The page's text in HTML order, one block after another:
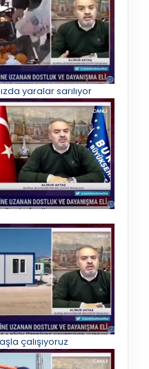
yaralar sarılıyor
çalışıyoruz